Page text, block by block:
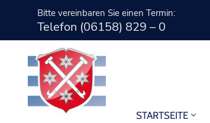
Bitte vereinbaren Sie einen Termin:
Telefon (06158) 829 – 0
STARTSEITE